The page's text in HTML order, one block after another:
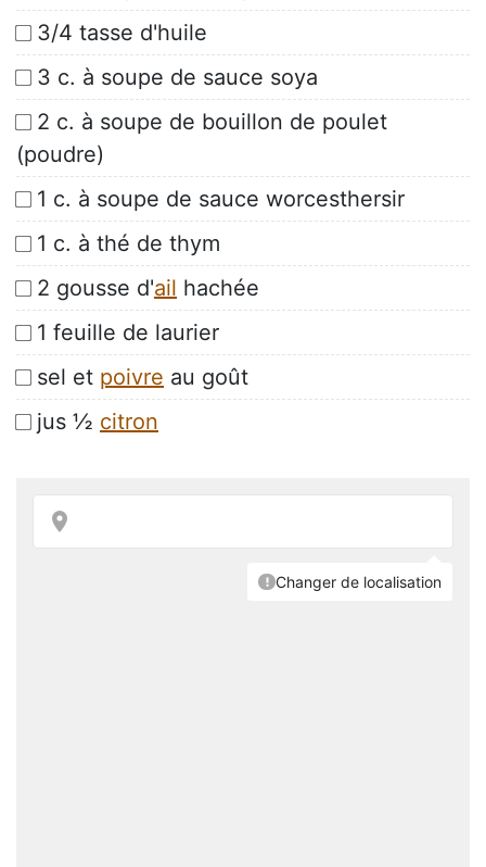
3/4 tasse d'huile
3 c. à soupe de sauce soya
2 c. à soupe de bouillon de poulet
(poudre)
1 c. à soupe de sauce worcesthersir
1 c. à thé de thym
2 gousse d'ail hachée
1 feuille de laurier
sel et poivre au goût
jus ½ citron